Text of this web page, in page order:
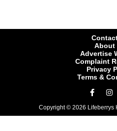
इजरायली मीडिया
खामेनेई की हालत
की खबर
परिसीमन पर विजय
37 सांसदों ने किया
गोविंदा के साथ